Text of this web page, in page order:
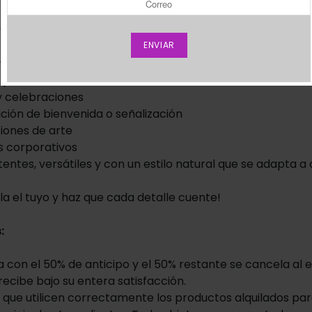
eventos a otro nivel!
alto: 1.60mts - ancho de la base: 50 cm.
celebraciones
de bienvenida o señalización
de arte
corporativos
versátiles y con un estilo natural que se adapta a
el tuyo y haz que cada detalle cuente!
con el 50% de anticipo y el 50% restante se cancela al
bajo su entera satisfacción.
que utilicen correctamente los productos alquilados